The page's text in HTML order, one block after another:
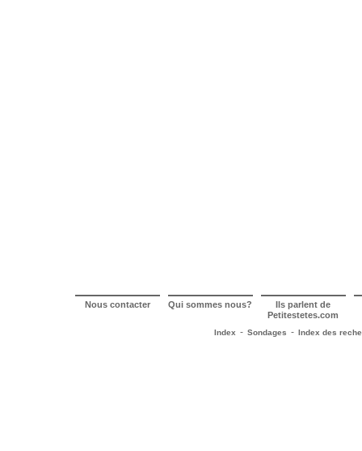
Nous contacter Qui sommes nous? Ils parlent de
Petitestetes.com
Index - Sondages - Index des